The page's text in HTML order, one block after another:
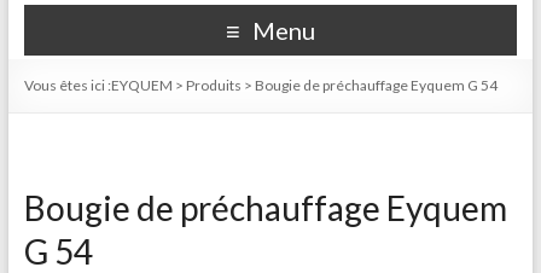
Menu
Vous êtes ici :EYQUEM > Produits > Bougie de préchauffage Eyquem G 54
Bougie de préchauffage Eyquem
G 54